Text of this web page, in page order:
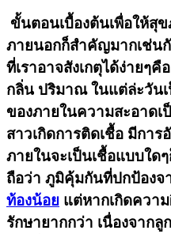
ขั้นตอนเบื้องต้นเพื่อให้สุ
ภายนอกก็สำคัญมากเช่น
ที่เราอาจสังเกตุได้ง่ายๆ
กลิ่น ปริมาณ ในแต่ล่ะวันเ
ของภายในความสะอาด
สาวเกิดการติดเชื้อ มีการ
ภายในจะเป็นเชื้อแบบใด
ถือว่า ภูมิคุ้มกันที่ปกป้อง
ท้องน้อย แต่หากเกิดควา
รักษายากกว่า เนื่องจาก